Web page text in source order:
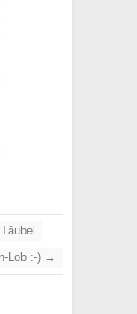
Lob :-) →